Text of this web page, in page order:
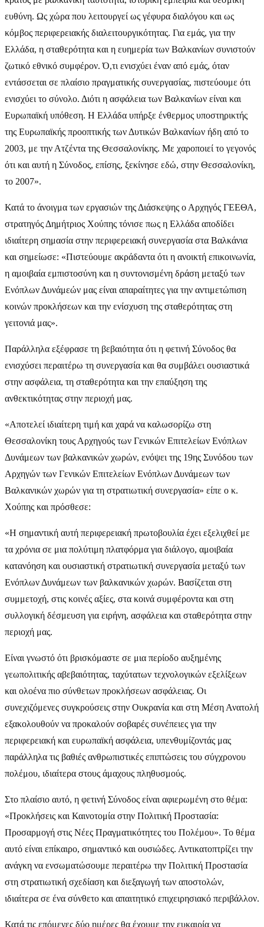
ευθύνη. Ως χώρα που λειτουργεί ως γέφυρα διαλόγου και ως
κόμβος περιφερειακής διαλειτουργικότητας. Για εμάς, για την
Ελλάδα, η σταθερότητα και η ευημερία των Βαλκανίων συνιστούν
ζωτικό εθνικό συμφέρον. Ό,τι ενισχύει έναν από εμάς, όταν
εντάσσεται σε πλαίσιο πραγματικής συνεργασίας, πιστεύουμε ότι
ενισχύει το σύνολο. Διότι η ασφάλεια των Βαλκανίων είναι και
Ευρωπαϊκή υπόθεση. Η Ελλάδα υπήρξε ένθερμος υποστηρικτής
της Ευρωπαϊκής προοπτικής των Δυτικών Βαλκανίων ήδη από το
2003, με την Ατζέντα της Θεσσαλονίκης. Με χαροποιεί το γεγονός
ότι και αυτή η Σύνοδος, επίσης, ξεκίνησε εδώ, στην Θεσσαλονίκη,
το 2007».
Κατά το άνοιγμα των εργασιών της Διάσκεψης ο Αρχηγός ΓΕΕΘΑ,
στρατηγός Δημήτριος Χούπης τόνισε πως η Ελλάδα αποδίδει
ιδιαίτερη σημασία στην περιφερειακή συνεργασία στα Βαλκάνια
και σημείωσε: «Πιστεύουμε ακράδαντα ότι η ανοικτή επικοινωνία,
η αμοιβαία εμπιστοσύνη και η συντονισμένη δράση μεταξύ των
Ενόπλων Δυνάμεών μας είναι απαραίτητες για την αντιμετώπιση
κοινών προκλήσεων και την ενίσχυση της σταθερότητας στη
γειτονιά μας».
Παράλληλα εξέφρασε τη βεβαιότητα ότι η φετινή Σύνοδος θα
ενισχύσει περαιτέρω τη συνεργασία και θα συμβάλει ουσιαστικά
στην ασφάλεια, τη σταθερότητα και την επαύξηση της
ανθεκτικότητας στην περιοχή μας.
«Αποτελεί ιδιαίτερη τιμή και χαρά να καλωσορίζω στη
Θεσσαλονίκη τους Αρχηγούς των Γενικών Επιτελείων Ενόπλων
Δυνάμεων των βαλκανικών χωρών, ενόψει της 19ης Συνόδου των
Αρχηγών των Γενικών Επιτελείων Ενόπλων Δυνάμεων των
Βαλκανικών χωρών για τη στρατιωτική συνεργασία» είπε ο κ.
Χούπης και πρόσθεσε:
«Η σημαντική αυτή περιφερειακή πρωτοβουλία έχει εξελιχθεί με
τα χρόνια σε μια πολύτιμη πλατφόρμα για διάλογο, αμοιβαία
κατανόηση και ουσιαστική στρατιωτική συνεργασία μεταξύ των
Ενόπλων Δυνάμεων των βαλκανικών χωρών. Βασίζεται στη
συμμετοχή, στις κοινές αξίες, στα κοινά συμφέροντα και στη
συλλογική δέσμευση για ειρήνη, ασφάλεια και σταθερότητα στην
περιοχή μας.
Eίναι γνωστό ότι βρισκόμαστε σε μια περίοδο αυξημένης
γεωπολιτικής αβεβαιότητας, ταχύτατων τεχνολογικών εξελίξεων
και ολοένα πιο σύνθετων προκλήσεων ασφάλειας. Οι
συνεχιζόμενες συγκρούσεις στην Ουκρανία και στη Μέση Ανατολή
εξακολουθούν να προκαλούν σοβαρές συνέπειες για την
περιφερειακή και ευρωπαϊκή ασφάλεια, υπενθυμίζοντάς μας
παράλληλα τις βαθιές ανθρωπιστικές επιπτώσεις του σύγχρονου
πολέμου, ιδιαίτερα στους άμαχους πληθυσμούς.
Στο πλαίσιο αυτό, η φετινή Σύνοδος είναι αφιερωμένη στο θέμα:
«Προκλήσεις και Καινοτομία στην Πολιτική Προστασία:
Προσαρμογή στις Νέες Πραγματικότητες του Πολέμου». Το θέμα
αυτό είναι επίκαιρο, σημαντικό και ουσιώδες. Αντικατοπτρίζει την
ανάγκη να ενσωματώσουμε περαιτέρω την Πολιτική Προστασία
στη στρατιωτική σχεδίαση και διεξαγωγή των αποστολών,
ιδιαίτερα σε ένα σύνθετο και απαιτητικό επιχειρησιακό περιβάλλον.
Κατά τις επόμενες δύο ημέρες θα έχουμε την ευκαιρία να